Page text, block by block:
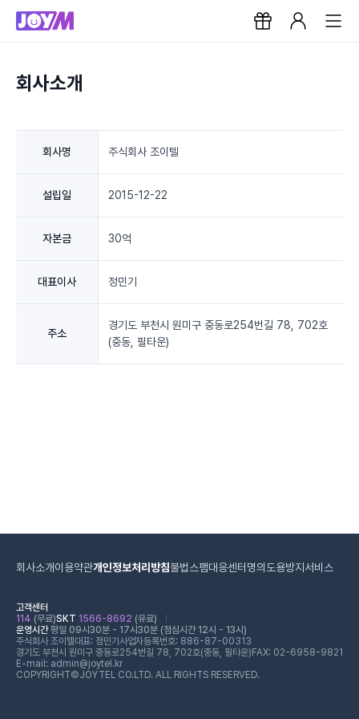
회사소개
회사명 주식회사 조이텔
설립일 2015-12-22
자본금 30억
대표이사 정민기
주소
경기도 부천시 원미구 중동로254번길 78, 702호
(중동, 필타운)
회사소개이용약관개인정보처리방침불법스팸대응센터 명의도용방지서비스
고객센터
114 (무료)SKT 1566-8692 (유료)
운영시간평일 09시30분 - 17시30분 (점심시간 12시 - 13시)
주식회사 조이텔대표: 정민기 사업자등록번호: 886-87-00313
경기도 부천시 원미구 중동로254번길 78, 702호(중동, 필타운) FAX: 02-6958-9821
E-mail: admin@joytel.kr
COPYRIGHT©JOYTEL CO.LTD. ALL RIGHTS RESERVED.